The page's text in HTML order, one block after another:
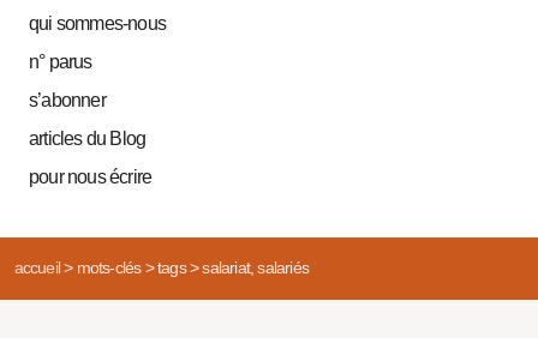
qui sommes-nous
n° parus
s’abonner
articles du Blog
pour nous écrire
accueil> mots-clés> tags> salariat, salariés